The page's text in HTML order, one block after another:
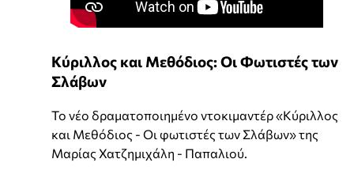
Κύριλλος και Μεθόδιος: Οι Φωτιστές των
Σλάβων
Το νέο δραματοποιημένο ντοκιμαντέρ «Κύριλλος
και Μεθόδιος - Οι φωτιστές των Σλάβων» της
Μαρίας Χατζημιχάλη - Παπαλιού.